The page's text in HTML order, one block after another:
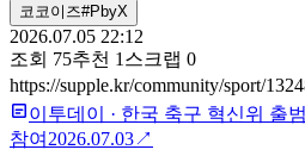
코코이즈#PbyX
2026.07.05 22:12
조회 75추천 1 스크랩 0
https://supple.kr/community/sport/
이투데이 · 한국 축구 혁신위 출
참여 2026.07.03↗